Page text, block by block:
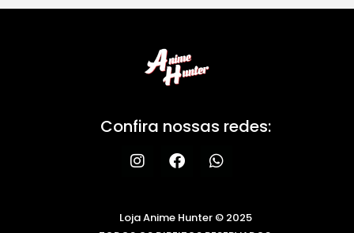
Confira nossas redes:
Loja Anime Hunter © 2025